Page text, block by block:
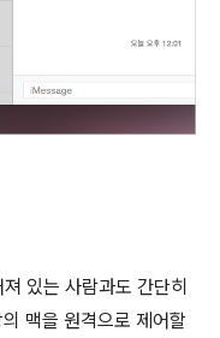
있는 사람과도 간단히
맥을 원격으로 제어할